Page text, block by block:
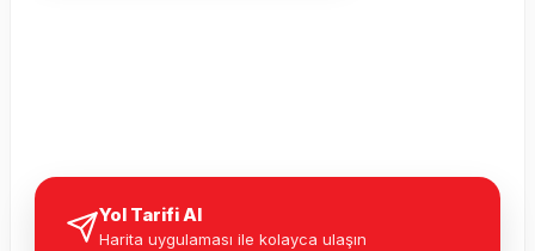
Yol Tarifi Al
Harita uygulaması ile kolayca ulaşın